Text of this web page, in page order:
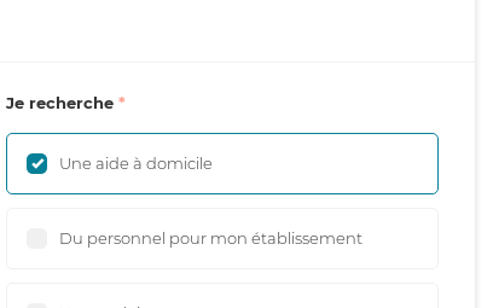
Je recherche
Une aide à domicile
Du personnel pour mon établissement